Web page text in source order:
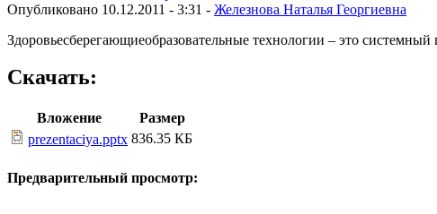
Опубликовано 10.12.2011 - 3:31 - Железнова Наталья Георгиевна
Здоровьесберегающиеобразовательные технологии – это
Скачать:
Вложение
Размер
prezentaciya.pptx 836.35 КБ
Предварительный просмотр: